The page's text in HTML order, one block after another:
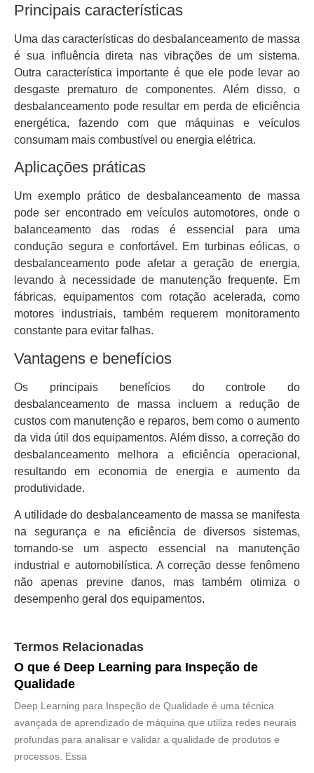
Principais características
Uma das características do desbalanceamento de massa
é sua influência direta nas vibrações de um sistema.
Outra característica importante é que ele pode levar ao
desgaste prematuro de componentes. Além disso, o
desbalanceamento pode resultar em perda de eficiência
energética, fazendo com que máquinas e veículos
consumam mais combustível ou energia elétrica.
Aplicações práticas
Um exemplo prático de desbalanceamento de massa
pode ser encontrado em veículos automotores, onde o
balanceamento das rodas é essencial para uma
condução segura e confortável. Em turbinas eólicas, o
desbalanceamento pode afetar a geração de energia,
levando à necessidade de manutenção frequente. Em
fábricas, equipamentos com rotação acelerada, como
motores industriais, também requerem monitoramento
constante para evitar falhas.
Vantagens e benefícios
Os principais benefícios do controle do
desbalanceamento de massa incluem a redução de
custos com manutenção e reparos, bem como o aumento
da vida útil dos equipamentos. Além disso, a correção do
desbalanceamento melhora a eficiência operacional,
resultando em economia de energia e aumento da
produtividade.
A utilidade do desbalanceamento de massa se manifesta
na segurança e na eficiência de diversos sistemas,
tornando-se um aspecto essencial na manutenção
industrial e automobilística. A correção desse fenômeno
não apenas previne danos, mas também otimiza o
desempenho geral dos equipamentos.
Termos Relacionadas
O que é Deep Learning para Inspeção de
Qualidade
Deep Learning para Inspeção de Qualidade é uma técnica
avançada de aprendizado de máquina que utiliza redes neurais
profundas para analisar e validar a qualidade de produtos e
processos. Essa